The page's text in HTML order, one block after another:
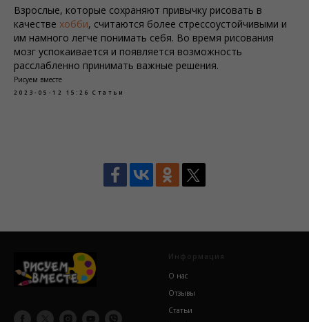
Взрослые, которые сохраняют привычку рисовать в
качестве хобби, считаются более стрессоустойчивыми и
им намного легче понимать себя. Во время рисования
мозг успокаивается и появляется возможность
расслабленно принимать важные решения.
Рисуем вместе
2023-05-12 15:26 Статьи
Информация
О нас
Отзывы
Статьи